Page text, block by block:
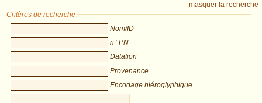
masquer la recherche
Critères de recherche
Nom/ID
n° PN
Datation
Provenance
Encodage hiéroglyphique